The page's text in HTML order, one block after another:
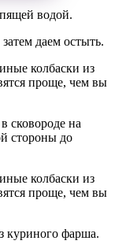
водой.
даем остыть.
сковороде на
стороны до
куриного фарша.